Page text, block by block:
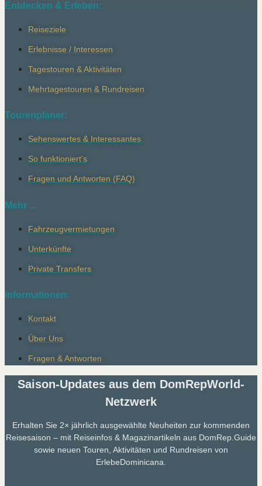
Entdecken & Erleben:
Reiseziele
Erlebnisse / Interessen
Tagestouren & Aktivitäten
Mehrtagestouren & Rundreisen
Tourenplaner:
Sehenswertes & Interessantes
So funktioniert’s
Fragen und Antworten (FAQ)
Mehr ...
Fahrzeugvermietungen
Unterkünfte
Private Transfers
Informationen:
Kontakt
Über Uns
Fragen & Antworten
Saison-Updates aus dem DomRepWorld-
Netzwerk
Erhalten Sie 2× jährlich ausgewählte Neuheiten zur kommenden
Reisesaison – mit Reiseinfos & Magazinartikeln aus DomRep.Guide
sowie neuen Touren, Aktivitäten und Rundreisen von
ErlebeDominicana.